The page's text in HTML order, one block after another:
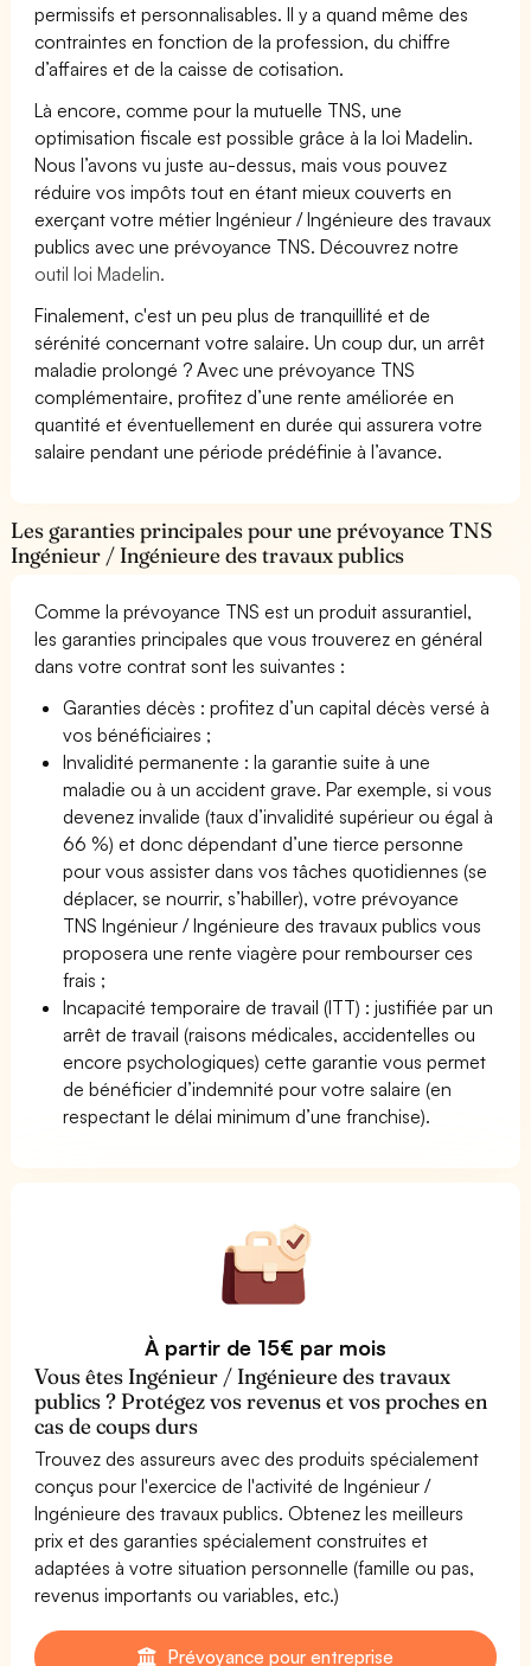
permissifs et personnalisables. Il y a quand même des
contraintes en fonction de la profession, du chiffre
d’affaires et de la caisse de cotisation.
Là encore, comme pour la mutuelle TNS, une
optimisation fiscale est possible grâce à la loi Madelin.
Nous l’avons vu juste au-dessus, mais vous pouvez
réduire vos impôts tout en étant mieux couverts en
exerçant votre métier Ingénieur / Ingénieure des travaux
publics avec une prévoyance TNS. Découvrez notre
outil loi Madelin.
Finalement, c'est un peu plus de tranquillité et de
sérénité concernant votre salaire. Un coup dur, un arrêt
maladie prolongé ? Avec une prévoyance TNS
complémentaire, profitez d’une rente améliorée en
quantité et éventuellement en durée qui assurera votre
salaire pendant une période prédéfinie à l’avance.
Les garanties principales pour une prévoyance TNS
Ingénieur / Ingénieure des travaux publics
Comme la prévoyance TNS est un produit assurantiel,
les garanties principales que vous trouverez en général
dans votre contrat sont les suivantes :
Garanties décès : profitez d’un capital décès versé à
vos bénéficiaires ;
Invalidité permanente : la garantie suite à une
maladie ou à un accident grave. Par exemple, si vous
devenez invalide (taux d’invalidité supérieur ou égal à
66 %) et donc dépendant d’une tierce personne
pour vous assister dans vos tâches quotidiennes (se
déplacer, se nourrir, s’habiller), votre prévoyance
TNS Ingénieur / Ingénieure des travaux publics vous
proposera une rente viagère pour rembourser ces
frais ;
Incapacité temporaire de travail (ITT) : justifiée par un
arrêt de travail (raisons médicales, accidentelles ou
encore psychologiques) cette garantie vous permet
de bénéficier d’indemnité pour votre salaire (en
respectant le délai minimum d’une franchise).
À partir de 15€ par mois
Vous êtes Ingénieur / Ingénieure des travaux
publics ? Protégez vos revenus et vos proches en
cas de coups durs
Trouvez des assureurs avec des produits spécialement
conçus pour l'exercice de l'activité de Ingénieur /
Ingénieure des travaux publics. Obtenez les meilleurs
prix et des garanties spécialement construites et
adaptées à votre situation personnelle (famille ou pas,
revenus importants ou variables, etc.)
Prévoyance pour entreprise